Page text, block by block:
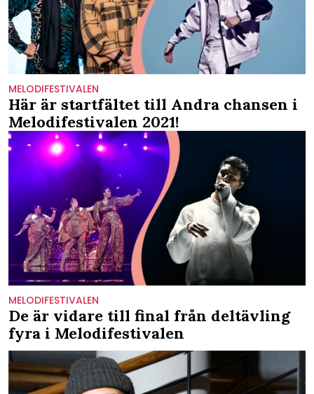
MELODIFESTIVALEN
Här är startfältet till Andra chansen i
Melodifestivalen 2021!
MELODIFESTIVALEN
De är vidare till final från deltävling
fyra i Melodifestivalen